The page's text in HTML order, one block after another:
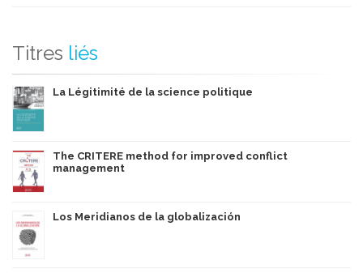
Titres liés
La Légitimité de la science politique
The CRITERE method for improved conflict
management
Los Meridianos de la globalización